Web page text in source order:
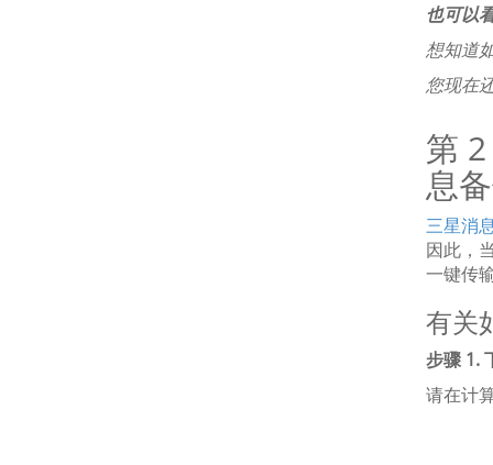
也可以
想知道
您现在
第
息
三星消
因此，
一键传
有关
步骤 1.
请在计